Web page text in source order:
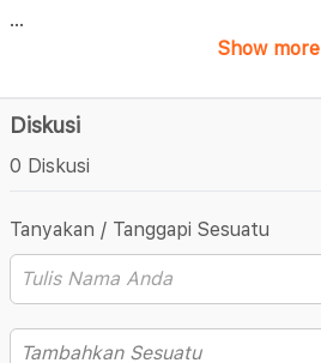
...
Show more
Diskusi
0 Diskusi
Tanyakan / Tanggapi Sesuatu